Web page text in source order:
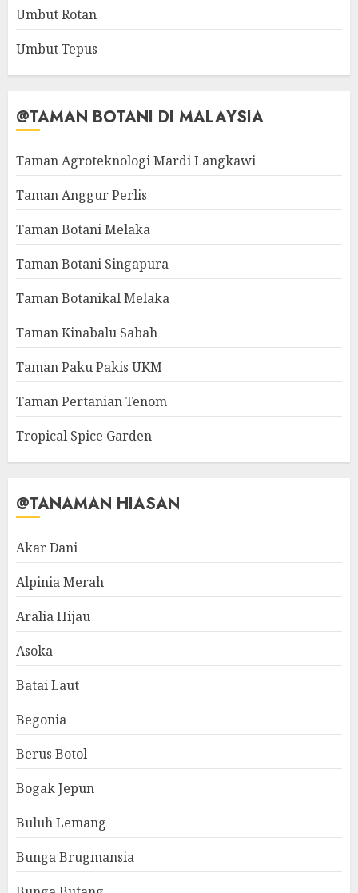
Umbut Rotan
Umbut Tepus
@TAMAN BOTANI DI MALAYSIA
Taman Agroteknologi Mardi Langkawi
Taman Anggur Perlis
Taman Botani Melaka
Taman Botani Singapura
Taman Botanikal Melaka
Taman Kinabalu Sabah
Taman Paku Pakis UKM
Taman Pertanian Tenom
Tropical Spice Garden
@TANAMAN HIASAN
Akar Dani
Alpinia Merah
Aralia Hijau
Asoka
Batai Laut
Begonia
Berus Botol
Bogak Jepun
Buluh Lemang
Bunga Brugmansia